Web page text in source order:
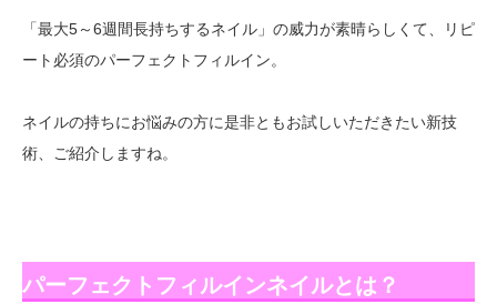
「最大5～6週間長持ちするネイル」の威力が素晴らしくて、リピ
ート必須のパーフェクトフィルイン。
ネイルの持ちにお悩みの方に是非ともお試しいただきたい新技
術、ご紹介しますね。
パーフェクトフィルインネイルとは？